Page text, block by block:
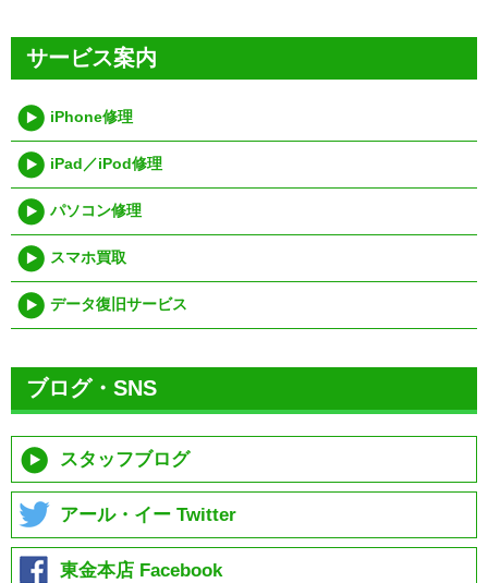
サービス案内
iPhone修理
iPad／iPod修理
パソコン修理
スマホ買取
データ復旧サービス
ブログ・SNS
スタッフブログ
アール・イー Twitter
東金本店 Facebook